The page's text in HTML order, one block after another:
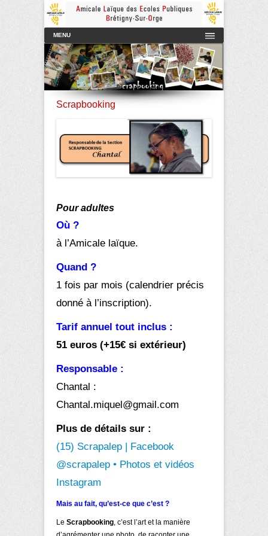
AmicaleLaiqueBretigny
Amicale Laïque des Ecoles Publiques de Brétigny-sur-Orge
Menu principal
Aller au contenu
MENU
Scrapbooking
Pour adultes
Où ?
à l’Amicale laïque.
Quand ?
1 fois par mois (calendrier précis
donné à l’inscription).
Tarif annuel tout inclus :
51 euros (+15€ si extérieur)
Responsable :
Chantal :
Chantal.miquel@gmail.com
Plus de détails sur :
(15) Scrapalep | Facebook
@scrapalep • Photos et vidéos
Instagram
Mais au fait, qu’est-ce que c’est ?
Le Scrapbooking, c’est l’art et la manière